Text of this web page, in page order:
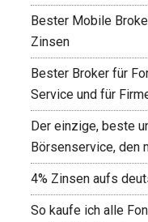
Bester Mobile
Zinsen
Bester Broker für
Service und für
Der einzige, beste
Börsenservice, den
4% Zinsen aufs
So kaufe ich alle